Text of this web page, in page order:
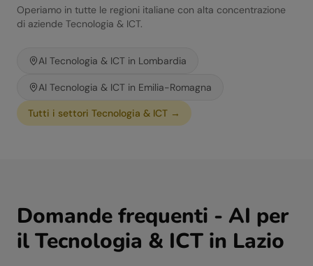
Operiamo in tutte le regioni italiane con alta concentrazione
di aziende Tecnologia & ICT.
AI Tecnologia & ICT in Lombardia
AI Tecnologia & ICT in Emilia-Romagna
Tutti i settori Tecnologia & ICT →
Domande frequenti - AI per
ilTecnologia & ICT in Lazio